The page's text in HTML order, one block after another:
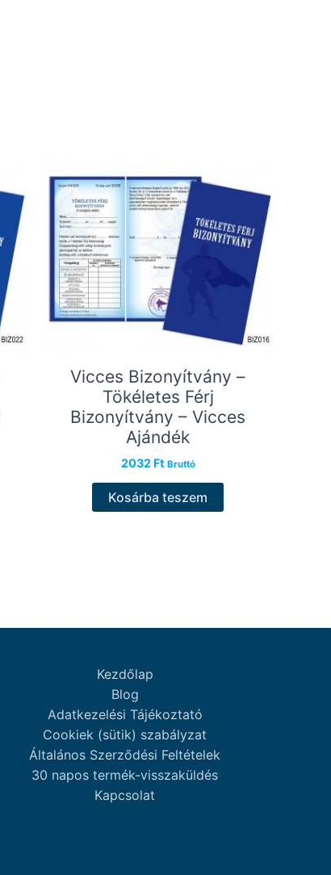
Vicces Bizonyítvány –
Tökéletes Férj
Bizonyítvány – Vicces
Ajándék
2032 Ft Bruttó
Kosárba teszem
Kezdőlap
Blog
Adatkezelési Tájékoztató
Cookiek (sütik) szabályzat
Általános Szerződési Feltételek
30 napos termék-visszaküldés
Kapcsolat